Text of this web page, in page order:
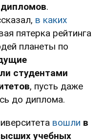
.
в каких
пятерка рейтинга
планеты по
студентами
, пусть даже
до диплома.
вошли в
учебных